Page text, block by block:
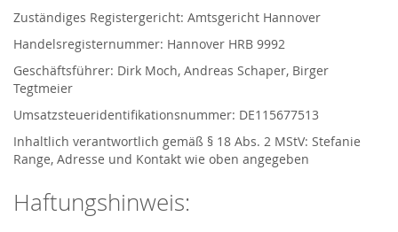
Zuständiges Registergericht: Amtsgericht Hannover
Handelsregisternummer: Hannover HRB 9992
Geschäftsführer: Dirk Moch, Andreas Schaper, Birger
Tegtmeier
Umsatzsteueridentifikationsnummer: DE115677513
Inhaltlich verantwortlich gemäß § 18 Abs. 2 MStV: Stefanie
Range, Adresse und Kontakt wie oben angegeben
Haftungshinweis: